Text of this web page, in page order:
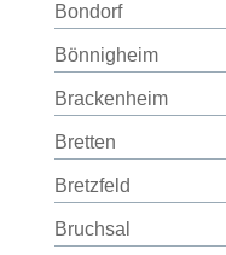
Bondorf
Bönnigheim
Brackenheim
Bretten
Bretzfeld
Bruchsal